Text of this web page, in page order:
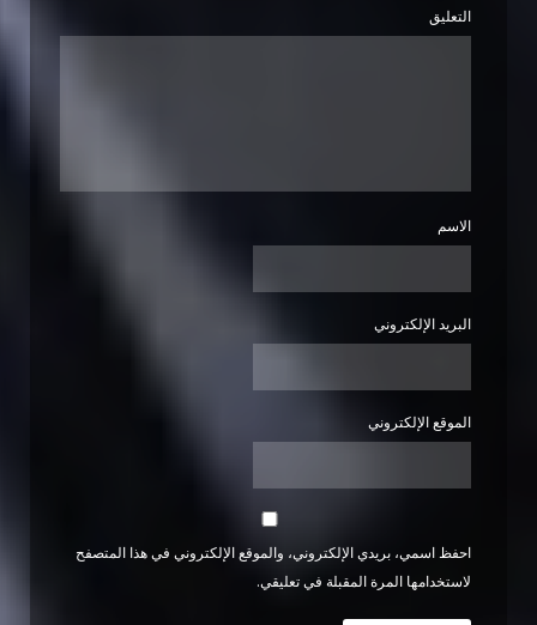
التعليق
الاسم
البريد الإلكتروني
الموقع الإلكتروني
احفظ اسمي، بريدي الإلكتروني، والموقع الإلكتروني في هذا المتصفح
لاستخدامها المرة المقبلة في تعليقي.